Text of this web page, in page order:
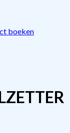
boeken